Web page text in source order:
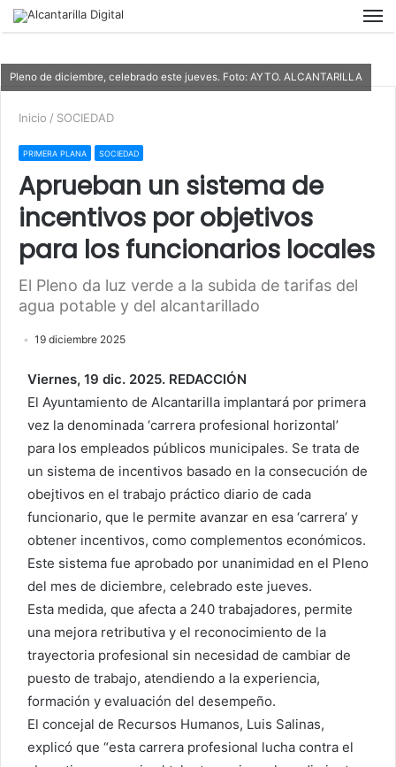
Pleno de diciembre, celebrado este jueves. Foto: AYTO. ALCANTARILLA
Inicio / SOCIEDAD
PRIMERA PLANA SOCIEDAD
Aprueban un sistema de
incentivos por objetivos
para los funcionarios locales
El Pleno da luz verde a la subida de tarifas del
agua potable y del alcantarillado
19 diciembre 2025
Viernes, 19 dic. 2025. REDACCIÓN
El Ayuntamiento de Alcantarilla implantará por primera
vez la denominada ‘carrera profesional horizontal’
para los empleados públicos municipales. Se trata de
un sistema de incentivos basado en la consecución de
obejtivos en el trabajo práctico diario de cada
funcionario, que le permite avanzar en esa ‘carrera’ y
obtener incentivos, como complementos económicos.
Este sistema fue aprobado por unanimidad en el Pleno
del mes de diciembre, celebrado este jueves.
Esta medida, que afecta a 240 trabajadores, permite
una mejora retributiva y el reconocimiento de la
trayectoria profesional sin necesidad de cambiar de
puesto de trabajo, atendiendo a la experiencia,
formación y evaluación del desempeño.
El concejal de Recursos Humanos, Luis Salinas,
explicó que “esta carrera profesional lucha contra el